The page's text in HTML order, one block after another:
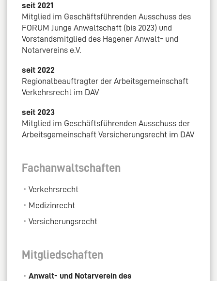
seit 2021
Mitglied im Geschäftsführenden Ausschuss des
FORUM Junge Anwaltschaft (bis 2023) und
Vorstandsmitglied des Hagener Anwalt- und
Notarvereins e.V.
seit 2022
Regionalbeauftragter der Arbeitsgemeinschaft
Verkehrsrecht im DAV
seit 2023
Mitglied im Geschäftsführenden Ausschuss der
Arbeitsgemeinschaft Versicherungsrecht im DAV
Fachanwaltschaften
Verkehrsrecht
Medizinrecht
Versicherungsrecht
Mitgliedschaften
Anwalt- und Notarverein des